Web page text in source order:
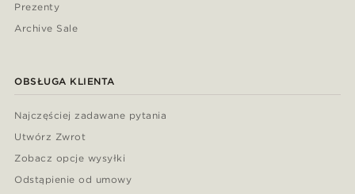
Prezenty
Archive Sale
OBSŁUGA KLIENTA
Najczęściej zadawane pytania
Utwórz Zwrot
Zobacz opcje wysyłki
Odstąpienie od umowy